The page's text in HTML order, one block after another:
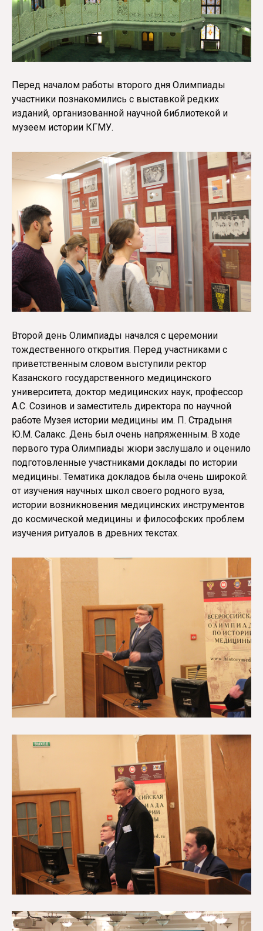
Перед началом работы второго дня Олимпиады
участники познакомились с выставкой редких
изданий, организованной научной библиотекой и
музеем истории КГМУ.
Второй день Олимпиады начался с церемонии
тождественного открытия. Перед участниками с
приветственным словом выступили ректор
Казанского государственного медицинского
университета, доктор медицинских наук, профессор
А.С. Созинов и заместитель директора по научной
работе Музея истории медицины им. П. Страдыня
Ю.М. Салакс. День был очень напряженным. В ходе
первого тура Олимпиады жюри заслушало и оценило
подготовленные участниками доклады по истории
медицины. Тематика докладов была очень широкой:
от изучения научных школ своего родного вуза,
истории возникновения медицинских инструментов
до космической медицины и философских проблем
изучения ритуалов в древних текстах.